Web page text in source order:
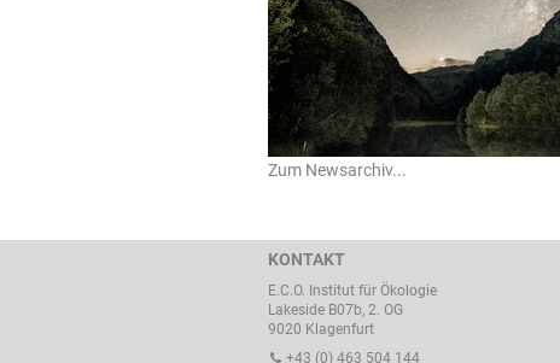
Zum Newsarchiv...
KONTAKT
E.C.O. Institut für Ökologie
Lakeside B07b, 2. OG
9020 Klagenfurt
+43 (0) 463 504 144